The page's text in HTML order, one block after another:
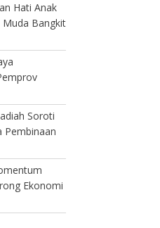
Hati Anak
Muda Bangkit
Soroti
Pembinaan
Ekonomi